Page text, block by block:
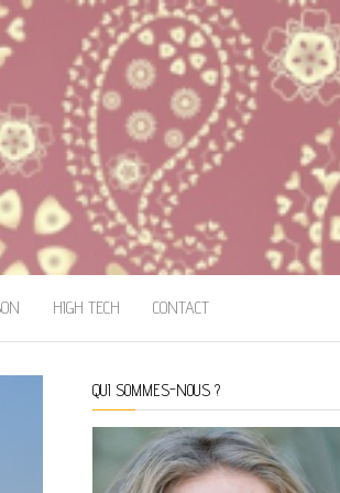
HIGH TECH CONTACT
QUI SOMMES-NOUS ?